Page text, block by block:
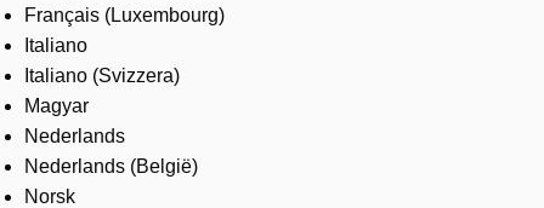
Français (Luxembourg)
Italiano
Italiano (Svizzera)
Magyar
Nederlands
Nederlands (België)
Norsk